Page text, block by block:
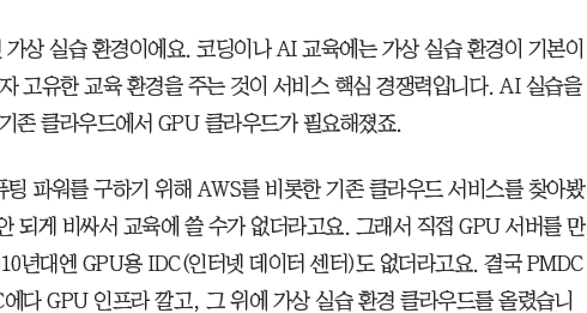
가상 실습 환경이에요. 코딩이나 AI 교육에는 가상 실습 환경이 기본이
고유한 교육 환경을 주는 것이 서비스 핵심 경쟁력입니다. AI 실습을
존 클라우드에서 GPU 클라우드가 필요해졌죠.
팅 파워를 구하기 위해 AWS를 비롯한 기존 클라우드 서비스를 찾아봤
되게 비싸서 교육에 쓸 수가 없더라고요. 그래서 직접 GPU 서버를 만
년대엔 GPU용 IDC(인터넷 데이터 센터)도 없더라고요. 결국 PMDC
다 GPU 인프라 깔고, 그 위에 가상 실습 환경 클라우드를 올렸습니